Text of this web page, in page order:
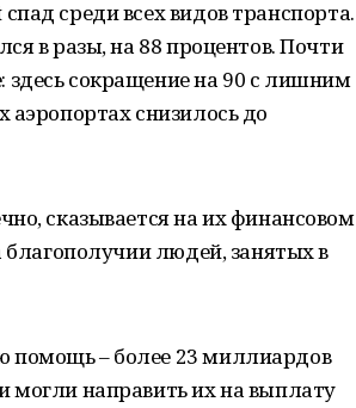
среди всех видов транспорта.
в разы, на 88 процентов. Почти
здесь сокращение на 90 с лишним
аэропортах снизилось до
сказывается на их финансовом
людей, занятых в
– более 23 миллиардов
могли направить их на выплату